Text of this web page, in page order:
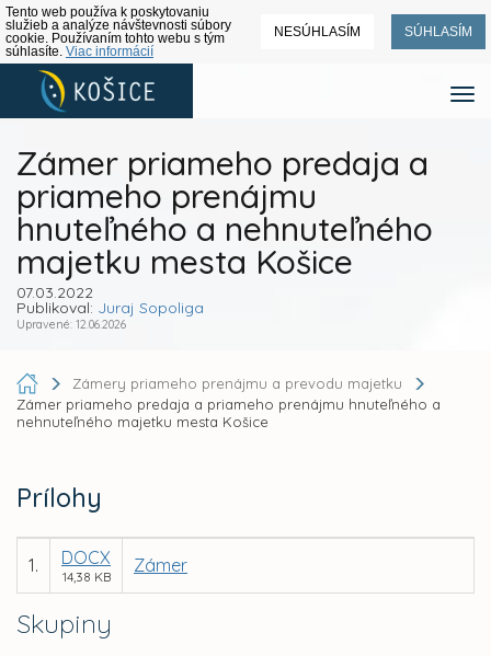
Tento web používa k poskytovaniu
služieb a analýze návštevnosti súbory
cookie. Používaním tohto webu s tým
súhlasíte. Viac informácií
NESÚHLASÍM SÚHLASÍM
Zámer priameho predaja a
priameho prenájmu
hnuteľného a nehnuteľného
majetku mesta Košice
07.03.2022
Publikoval: Juraj Sopoliga
Upravené: 12.06.2026
Skupiny
Zámery priameho prenájmu a prevodu majetku
Zámer priameho predaja a priameho prenájmu hnuteľného a
nehnuteľného majetku mesta Košice
Prílohy
1. DOCX
14,38 KB
Zámer